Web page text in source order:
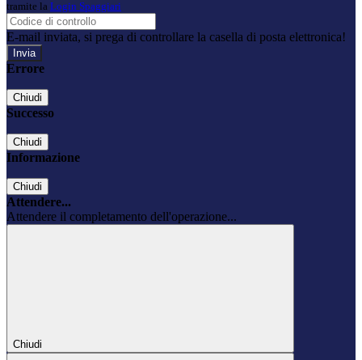
tramite la Login Spaggiari
E-mail inviata, si prega di controllare la casella di posta elettronica!
Errore
Chiudi
Successo
Chiudi
Informazione
Chiudi
Attendere...
Attendere il completamento dell'operazione...
Chiudi